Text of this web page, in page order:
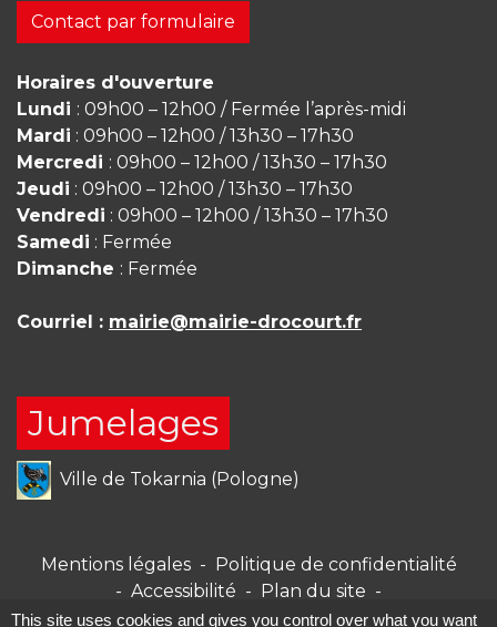
Contact par formulaire
Horaires d'ouverture
Lundi : 09h00 – 12h00 / Fermée l’après-midi
Mardi : 09h00 – 12h00 / 13h30 – 17h30
Mercredi : 09h00 – 12h00 / 13h30 – 17h30
Jeudi : 09h00 – 12h00 / 13h30 – 17h30
Vendredi : 09h00 – 12h00 / 13h30 – 17h30
Samedi : Fermée
Dimanche : Fermée
Courriel : mairie@mairie-drocourt.fr
Jumelages
Ville de Tokarnia (Pologne)
Mentions légales -
Politique de confidentialité
- Accessibilité - Plan du site -
Gestion des cookies
This site uses cookies and gives you control over what you want